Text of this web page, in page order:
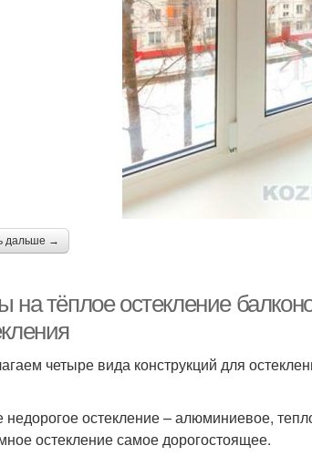
дальше →
на тёплое остекление
четыре вида конструкций для
остекление – алюминиевое,
остекление самое дорогостоящее.